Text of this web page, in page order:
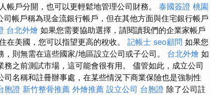
帳戶分開，也可以更輕鬆地管理公司財務。 泰國簽證 桃園
司帳戶稱為現金流銀行帳戶，但在其他方面與住宅銀行帳戶
台北外燴 如果您需要協助選擇，請閱讀我們的企業家帳戶
在美國，您可以指望更高的稅收。 記帳士 seo顧問 如果您
則無需在這些國家/地區設立公司或子公司。 台北外燴 如
之前測試市場，這可能會很有用。 儘管如此，成立公司
名稱和註冊辦事處，在某些情況下商業保險也是強制性
胞證 新竹整骨推薦 外燴推薦 設立公司 台胞證 除了公司註